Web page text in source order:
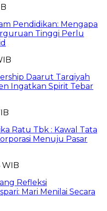
Pendidikan: Mengapa
Tinggi Perlu
Daarut Tarqiyah
Ingatkan Spirit Tebar
Ratu Tbk : Kawal Tata
Menuju Pasar
WIB
Refleksi
Mari Menilai Secara